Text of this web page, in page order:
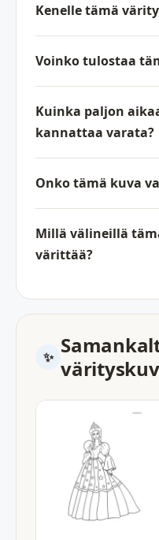
Kenelle tämä
Voinko tulostaa
Kuinka paljon
kannattaa varata?
Onko tämä kuva
Millä välineillä
värittää?